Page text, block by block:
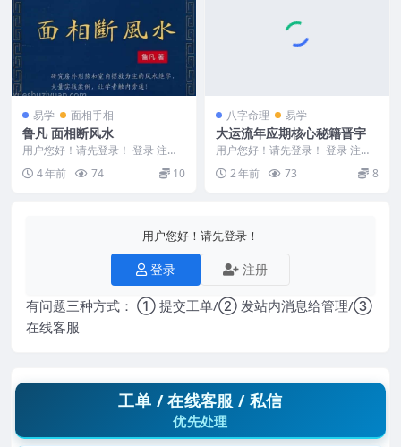
易学 面相手相
鲁凡 面相断风水
用户您好！请先登录！ 登录 注册
鲁凡 面相断风水 编号M2367-S10
51 4 年前 74 10
八字命理 易学
大运流年应期核心秘籍晋宇
用户您好！请先登录！ 登录 注册
晋宇 大运流年应期核心秘籍 pdf 2
4081...
2 年前 73 8
用户您好！请先登录！
登录 注册
有问题三种方式： ① 提交工单/② 发站内消息给管理/③
在线客服
工单 / 在线客服 / 私信
优先处理